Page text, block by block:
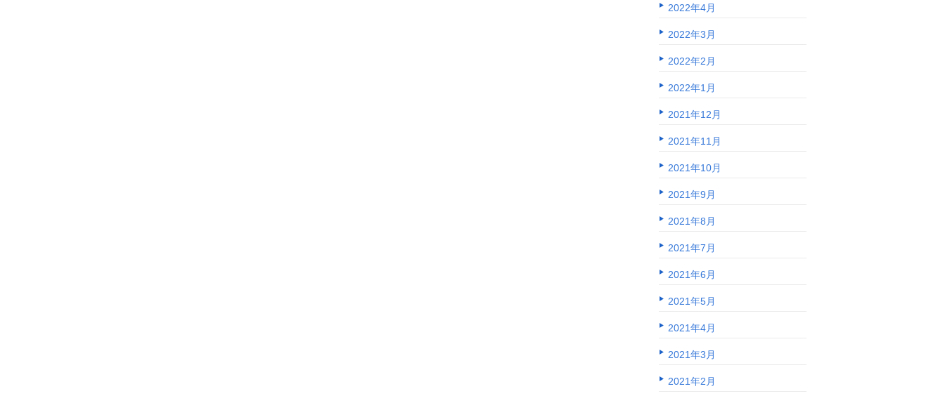
2022年4月
2022年3月
2022年2月
2022年1月
2021年12月
2021年11月
2021年10月
2021年9月
2021年8月
2021年7月
2021年6月
2021年5月
2021年4月
2021年3月
2021年2月